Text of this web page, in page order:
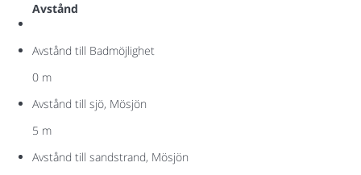
Avstånd
Avstånd till Badmöjlighet
0 m
Avstånd till sjö, Mösjön
5 m
Avstånd till sandstrand, Mösjön